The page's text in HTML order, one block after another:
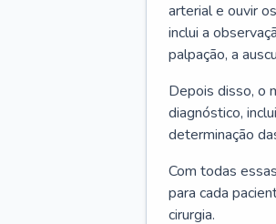
arterial e ouvir
inclui a
palpação, a
Depois disso, o
diagnóstico,
determinação
Com todas
para cada
cirurgia.